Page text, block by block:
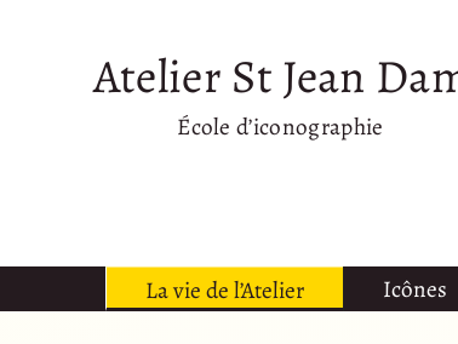
Atelier St Jean
École d’iconographie
La vie de l’Atelier Icônes